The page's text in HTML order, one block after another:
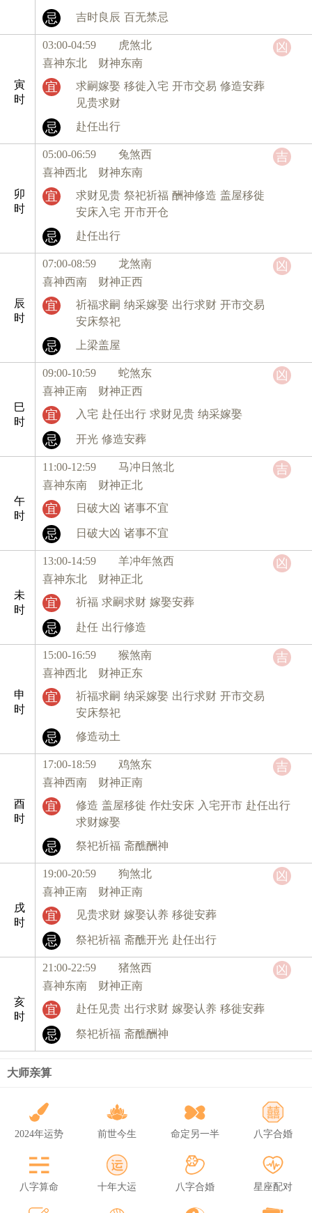
忌 吉时良辰 百无禁忌
寅
时
03:00-04:59 虎煞北
喜神东北 财神东南
宜 求嗣嫁娶 移徙入宅 开市交易 修造安葬
见贵求财
忌 赴任出行
凶
卯
时
05:00-06:59 兔煞西
喜神西北 财神东南
宜 求财见贵 祭祀祈福 酬神修造 盖屋移徙
安床入宅 开市开仓
忌 赴任出行
吉
辰
时
07:00-08:59 龙煞南
喜神西南 财神正西
宜 祈福求嗣 纳采嫁娶 出行求财 开市交易
安床祭祀
忌 上梁盖屋
凶
巳
时
09:00-10:59 蛇煞东
喜神正南 财神正西
宜 入宅 赴任出行 求财见贵 纳采嫁娶
忌 开光 修造安葬
凶
午
时
11:00-12:59 马冲日煞北
喜神东南 财神正北
宜 日破大凶 诸事不宜
忌 日破大凶 诸事不宜
吉
未
时
13:00-14:59 羊冲年煞西
喜神东北 财神正北
宜 祈福 求嗣求财 嫁娶安葬
忌 赴任 出行修造
凶
申
时
15:00-16:59 猴煞南
喜神西北 财神正东
宜 祈福求嗣 纳采嫁娶 出行求财 开市交易
安床祭祀
忌 修造动土
吉
酉
时
17:00-18:59 鸡煞东
喜神西南 财神正南
宜 修造 盖屋移徙 作灶安床 入宅开市 赴任出行
求财嫁娶
忌 祭祀祈福 斋醮酬神
吉
戌
时
19:00-20:59 狗煞北
喜神正南 财神正南
宜 见贵求财 嫁娶认养 移徙安葬
忌 祭祀祈福 斋醮开光 赴任出行
凶
亥
时
21:00-22:59 猪煞西
喜神东南 财神正南
宜 赴任见贵 出行求财 嫁娶认养 移徙安葬
忌 祭祀祈福 斋醮酬神
凶
大师亲算
2024年运势 前世今生 命定另一半 八字合婚
八字算命 十年大运 八字合婚 星座配对